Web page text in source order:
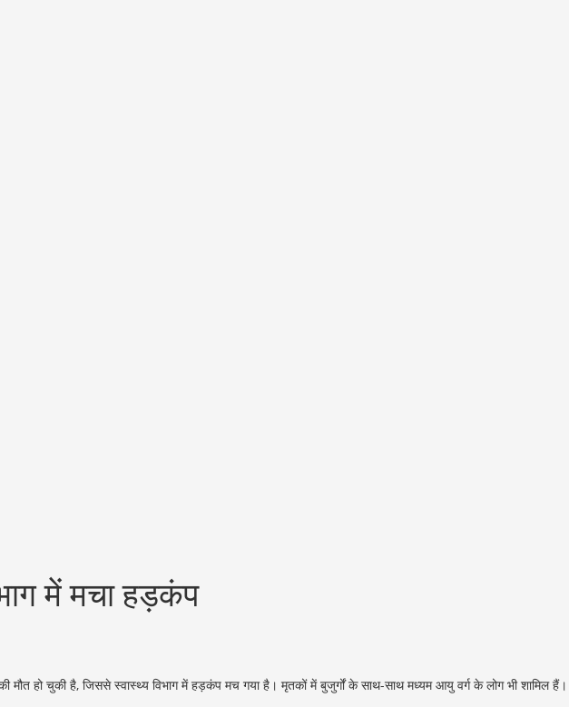
में मचा हड़कंप
हो चुकी है, जिससे स्वास्थ्य विभाग में हड़कंप मच गया है। मृतकों में बुजुर्गों के साथ-साथ मध्यम आयु वर्ग के लोग भी शामिल हैं।